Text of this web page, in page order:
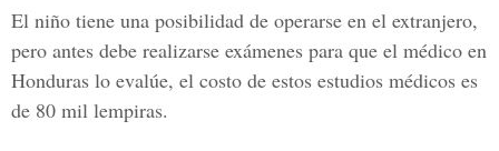
El niño tiene una posibilidad de operarse en el extranjero,
pero antes debe realizarse exámenes para que el médico en
Honduras lo evalúe, el costo de estos estudios médicos es
de 80 mil lempiras.